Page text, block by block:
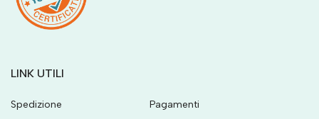
LINK UTILI
Spedizione
Pagamenti